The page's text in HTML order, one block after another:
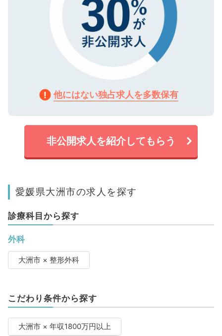
他にはない独占求人を多数保有
非公開求人を紹介してもらう
愛媛県大洲市の求人を探す
診療科目から探す
外科
大洲市 × 整形外科
こだわり条件から探す
大洲市 × 年収1800万円以上